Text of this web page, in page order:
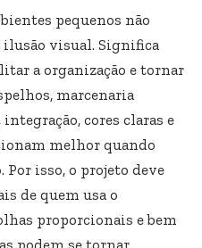
pequenos não
visual. Significa
a organização e tornar
marcenaria
cores claras e
melhor quando
Por isso, o projeto deve
de quem usa o
proporcionais e bem
podem se tornar